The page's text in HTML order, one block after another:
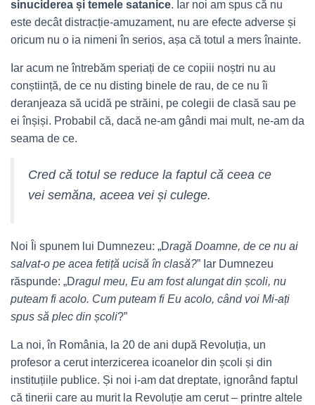
sinuciderea și temele satanice. Iar noi am spus că nu
este decât distracție-amuzament, nu are efecte adverse și
oricum nu o ia nimeni în serios, așa că totul a mers înainte.
Iar acum ne întrebăm speriați de ce copiii noștri nu au
conștiință, de ce nu disting binele de rau, de ce nu îi
deranjeaza să ucidă pe străini, pe colegii de clasă sau pe
ei înșiși. Probabil că, dacă ne-am gândi mai mult, ne-am da
seama de ce.
Cred că totul se reduce la faptul că ceea ce
vei semăna, aceea vei și culege.
Noi Îi spunem lui Dumnezeu: „Dragă Doamne, de ce nu ai
salvat-o pe acea fetiță ucisă în clasă?” Iar Dumnezeu
răspunde: „Dragul meu, Eu am fost alungat din școli, nu
puteam fi acolo. Cum puteam fi Eu acolo, când voi Mi-ați
spus să plec din școli?”
La noi, în România, la 20 de ani după Revoluția, un
profesor a cerut interzicerea icoanelor din școli și din
instituțiile publice. Și noi i-am dat dreptate, ignorând faptul
că tinerii care au murit la Revoluție am cerut – printre altele